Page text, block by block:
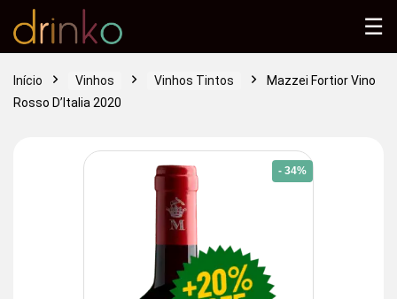
Início Vinhos Vinhos Tintos
Mazzei Fortior Vino
Rosso D’Italia 2020
- 34%
☰